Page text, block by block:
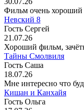
Фильм очень хороший
Невский 8
Гость Сергей
21.07.26
Хороший фильм,
Тайны Смолвиля
Гость Саша
18.07.26
Мне интересно что
Кишан и Канхайя
Гость Ольга